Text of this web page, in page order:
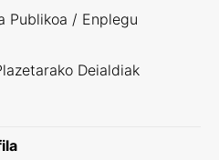
Publikoa / Enplegu
Deialdiak